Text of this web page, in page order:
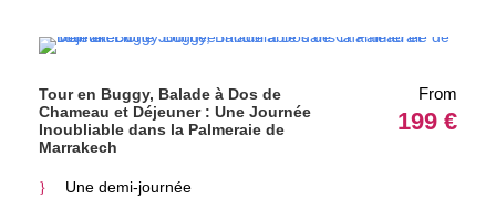
Tour en Buggy, Balade à Dos de
Chameau et Déjeuner : Une Journée
Inoubliable dans la Palmeraie de
Marrakech
From
199 €
Une demi-journée